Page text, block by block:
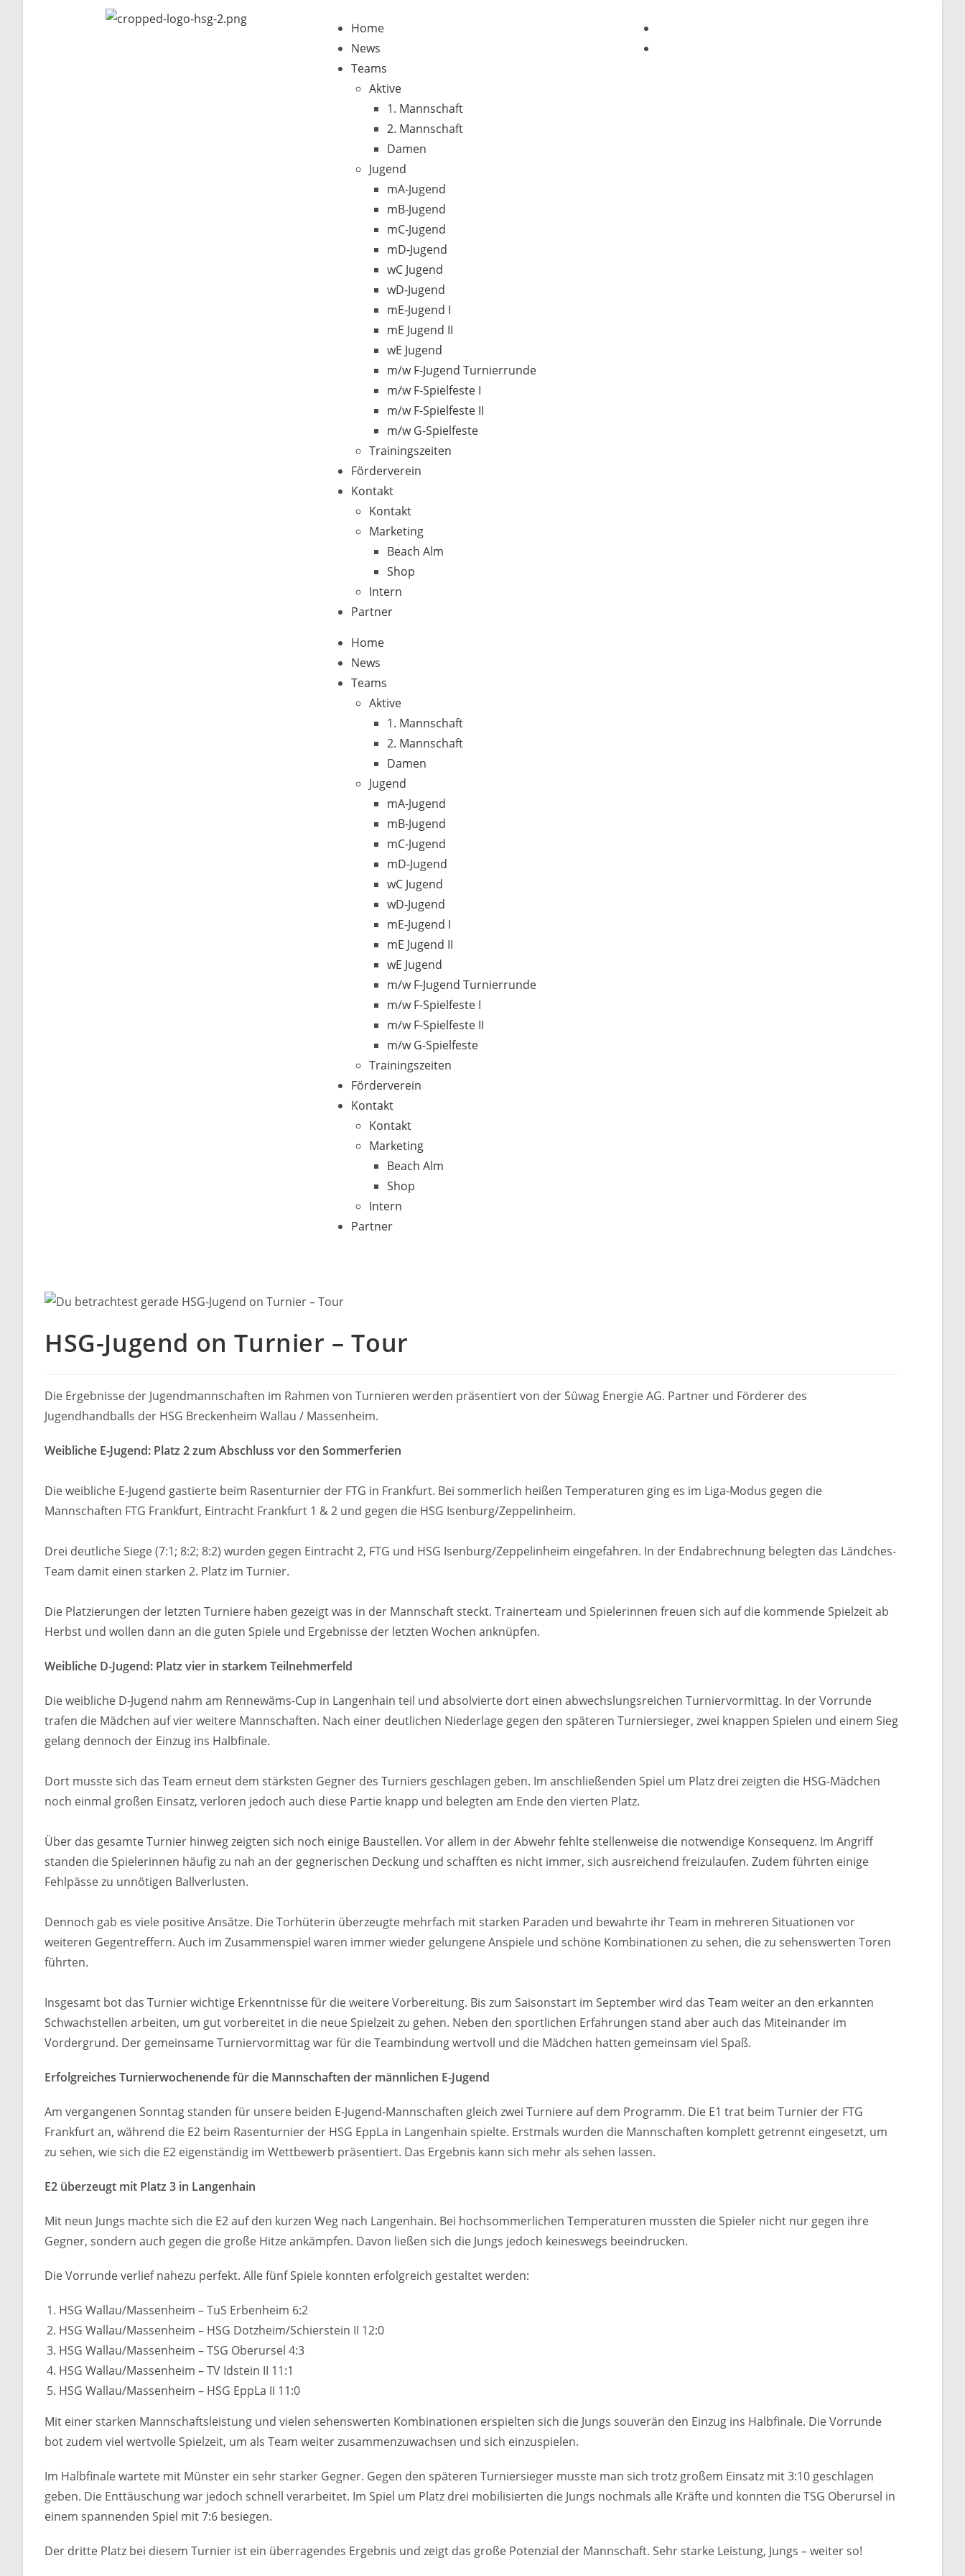
Home
News
Teams
Aktive
1. Mannschaft
2. Mannschaft
Damen
Jugend
mA-Jugend
mB-Jugend
mC-Jugend
mD-Jugend
wC Jugend
wD-Jugend
mE-Jugend I
mE Jugend II
wE Jugend
m/w F-Jugend Turnierrunde
m/w F-Spielfeste I
m/w F-Spielfeste II
m/w G-Spielfeste
Trainingszeiten
Förderverein
Kontakt
Kontakt
Marketing
Beach Alm
Shop
Intern
Partner
Home
News
Teams
Aktive
1. Mannschaft
2. Mannschaft
Damen
Jugend
mA-Jugend
mB-Jugend
mC-Jugend
mD-Jugend
wC Jugend
wD-Jugend
mE-Jugend I
mE Jugend II
wE Jugend
m/w F-Jugend Turnierrunde
m/w F-Spielfeste I
m/w F-Spielfeste II
m/w G-Spielfeste
Trainingszeiten
Förderverein
Kontakt
Kontakt
Marketing
Beach Alm
Shop
Intern
Partner
HSG-Jugend on Turnier – Tour
Die Ergebnisse der Jugendmannschaften im Rahmen von Turnieren werden präsentiert von der Süwag Energie AG. Partner und Förderer des
Jugendhandballs der HSG Breckenheim Wallau / Massenheim.
Weibliche E-Jugend: Platz 2 zum Abschluss vor den Sommerferien
Die weibliche E-Jugend gastierte beim Rasenturnier der FTG in Frankfurt. Bei sommerlich heißen Temperaturen ging es im Liga-Modus gegen die
Mannschaften FTG Frankfurt, Eintracht Frankfurt 1 & 2 und gegen die HSG Isenburg/Zeppelinheim.
Drei deutliche Siege (7:1; 8:2; 8:2) wurden gegen Eintracht 2, FTG und HSG Isenburg/Zeppelinheim eingefahren. In der Endabrechnung belegten das Ländches-
Team damit einen starken 2. Platz im Turnier.
Die Platzierungen der letzten Turniere haben gezeigt was in der Mannschaft steckt. Trainerteam und Spielerinnen freuen sich auf die kommende Spielzeit ab
Herbst und wollen dann an die guten Spiele und Ergebnisse der letzten Wochen anknüpfen.
Weibliche D-Jugend: Platz vier in starkem Teilnehmerfeld
Die weibliche D-Jugend nahm am Rennewäms-Cup in Langenhain teil und absolvierte dort einen abwechslungsreichen Turniervormittag. In der Vorrunde
trafen die Mädchen auf vier weitere Mannschaften. Nach einer deutlichen Niederlage gegen den späteren Turniersieger, zwei knappen Spielen und einem Sieg
gelang dennoch der Einzug ins Halbfinale.
Dort musste sich das Team erneut dem stärksten Gegner des Turniers geschlagen geben. Im anschließenden Spiel um Platz drei zeigten die HSG-Mädchen
noch einmal großen Einsatz, verloren jedoch auch diese Partie knapp und belegten am Ende den vierten Platz.
Über das gesamte Turnier hinweg zeigten sich noch einige Baustellen. Vor allem in der Abwehr fehlte stellenweise die notwendige Konsequenz. Im Angriff
standen die Spielerinnen häufig zu nah an der gegnerischen Deckung und schafften es nicht immer, sich ausreichend freizulaufen. Zudem führten einige
Fehlpässe zu unnötigen Ballverlusten.
Dennoch gab es viele positive Ansätze. Die Torhüterin überzeugte mehrfach mit starken Paraden und bewahrte ihr Team in mehreren Situationen vor
weiteren Gegentreffern. Auch im Zusammenspiel waren immer wieder gelungene Anspiele und schöne Kombinationen zu sehen, die zu sehenswerten Toren
führten.
Insgesamt bot das Turnier wichtige Erkenntnisse für die weitere Vorbereitung. Bis zum Saisonstart im September wird das Team weiter an den erkannten
Schwachstellen arbeiten, um gut vorbereitet in die neue Spielzeit zu gehen. Neben den sportlichen Erfahrungen stand aber auch das Miteinander im
Vordergrund. Der gemeinsame Turniervormittag war für die Teambindung wertvoll und die Mädchen hatten gemeinsam viel Spaß.
Erfolgreiches Turnierwochenende für die Mannschaften der männlichen E-Jugend
Am vergangenen Sonntag standen für unsere beiden E-Jugend-Mannschaften gleich zwei Turniere auf dem Programm. Die E1 trat beim Turnier der FTG
Frankfurt an, während die E2 beim Rasenturnier der HSG EppLa in Langenhain spielte. Erstmals wurden die Mannschaften komplett getrennt eingesetzt, um
zu sehen, wie sich die E2 eigenständig im Wettbewerb präsentiert. Das Ergebnis kann sich mehr als sehen lassen.
E2 überzeugt mit Platz 3 in Langenhain
Mit neun Jungs machte sich die E2 auf den kurzen Weg nach Langenhain. Bei hochsommerlichen Temperaturen mussten die Spieler nicht nur gegen ihre
Gegner, sondern auch gegen die große Hitze ankämpfen. Davon ließen sich die Jungs jedoch keineswegs beeindrucken.
Die Vorrunde verlief nahezu perfekt. Alle fünf Spiele konnten erfolgreich gestaltet werden:
HSG Wallau/Massenheim – TuS Erbenheim 6:2
HSG Wallau/Massenheim – HSG Dotzheim/Schierstein II 12:0
HSG Wallau/Massenheim – TSG Oberursel 4:3
HSG Wallau/Massenheim – TV Idstein II 11:1
HSG Wallau/Massenheim – HSG EppLa II 11:0
Mit einer starken Mannschaftsleistung und vielen sehenswerten Kombinationen erspielten sich die Jungs souverän den Einzug ins Halbfinale. Die Vorrunde
bot zudem viel wertvolle Spielzeit, um als Team weiter zusammenzuwachsen und sich einzuspielen.
Im Halbfinale wartete mit Münster ein sehr starker Gegner. Gegen den späteren Turniersieger musste man sich trotz großem Einsatz mit 3:10 geschlagen
geben. Die Enttäuschung war jedoch schnell verarbeitet. Im Spiel um Platz drei mobilisierten die Jungs nochmals alle Kräfte und konnten die TSG Oberursel in
einem spannenden Spiel mit 7:6 besiegen.
Der dritte Platz bei diesem Turnier ist ein überragendes Ergebnis und zeigt das große Potenzial der Mannschaft. Sehr starke Leistung, Jungs – weiter so!